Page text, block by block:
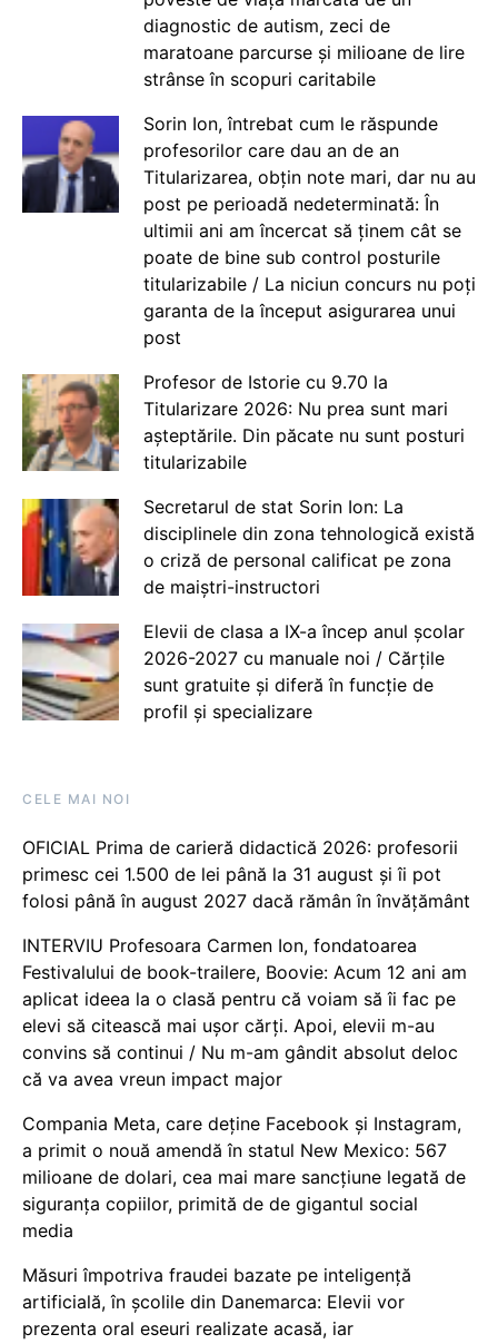
diagnostic de autism, zeci de
maratoane parcurse și milioane de lire
strânse în scopuri caritabile
Sorin Ion, întrebat cum le răspunde
profesorilor care dau an de an
Titularizarea, obțin note mari, dar nu au
post pe perioadă nedeterminată: În
ultimii ani am încercat să ținem cât se
poate de bine sub control posturile
titularizabile / La niciun concurs nu poți
garanta de la început asigurarea unui
post
Profesor de Istorie cu 9.70 la
Titularizare 2026: Nu prea sunt mari
așteptările. Din păcate nu sunt posturi
titularizabile
Secretarul de stat Sorin Ion: La
disciplinele din zona tehnologică există
o criză de personal calificat pe zona
de maiștri-instructori
Elevii de clasa a IX-a încep anul școlar
2026-2027 cu manuale noi / Cărțile
sunt gratuite și diferă în funcție de
profil și specializare
CELE MAI NOI
OFICIAL Prima de carieră didactică 2026: profesorii
primesc cei 1.500 de lei până la 31 august și îi pot
folosi până în august 2027 dacă rămân în învățământ
INTERVIU Profesoara Carmen Ion, fondatoarea
Festivalului de book-trailere, Boovie: Acum 12 ani am
aplicat ideea la o clasă pentru că voiam să îi fac pe
elevi să citească mai ușor cărți. Apoi, elevii m-au
convins să continui / Nu m-am gândit absolut deloc
că va avea vreun impact major
Compania Meta, care deține Facebook și Instagram,
a primit o nouă amendă în statul New Mexico: 567
milioane de dolari, cea mai mare sancțiune legată de
siguranța copiilor, primită de de gigantul social
media
Măsuri împotriva fraudei bazate pe inteligență
artificială, în școlile din Danemarca: Elevii vor
prezenta oral eseuri realizate acasă, iar